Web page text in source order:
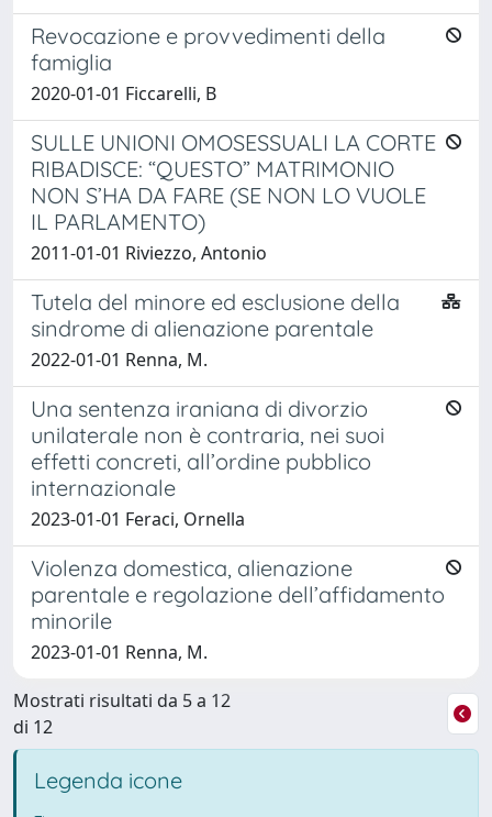
Revocazione e provvedimenti della
famiglia
2020-01-01 Ficcarelli, B
SULLE UNIONI OMOSESSUALI LA CORTE
RIBADISCE: “QUESTO” MATRIMONIO
NON S’HA DA FARE (SE NON LO VUOLE
IL PARLAMENTO)
2011-01-01 Riviezzo, Antonio
Tutela del minore ed esclusione della
sindrome di alienazione parentale
2022-01-01 Renna, M.
Una sentenza iraniana di divorzio
unilaterale non è contraria, nei suoi
effetti concreti, all’ordine pubblico
internazionale
2023-01-01 Feraci, Ornella
Violenza domestica, alienazione
parentale e regolazione dell’affidamento
minorile
2023-01-01 Renna, M.
Mostrati risultati da 5 a 12
di 12
Legenda icone